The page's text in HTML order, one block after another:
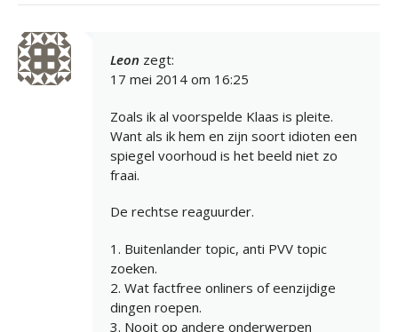
Leon zegt:
17 mei 2014 om 16:25
Zoals ik al voorspelde Klaas is pleite.
Want als ik hem en zijn soort idioten een
spiegel voorhoud is het beeld niet zo
fraai.
De rechtse reaguurder.
1. Buitenlander topic, anti PVV topic
zoeken.
2. Wat factfree onliners of eenzijdige
dingen roepen.
3. Nooit op andere onderwerpen